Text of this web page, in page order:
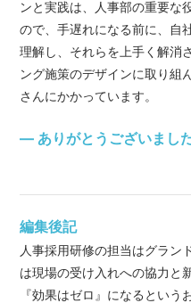
ンと実践は、人事部の重要な
ので、手遅れになる前に、自
理解し、それらを上手く解消
ング施策のデザインに取り組
さんにかかっています。
— ありがとうございました
編集後記
人事採用研修の担当はグラン
は現場の受け入れへの協力と
『効果はゼロ』になるとい